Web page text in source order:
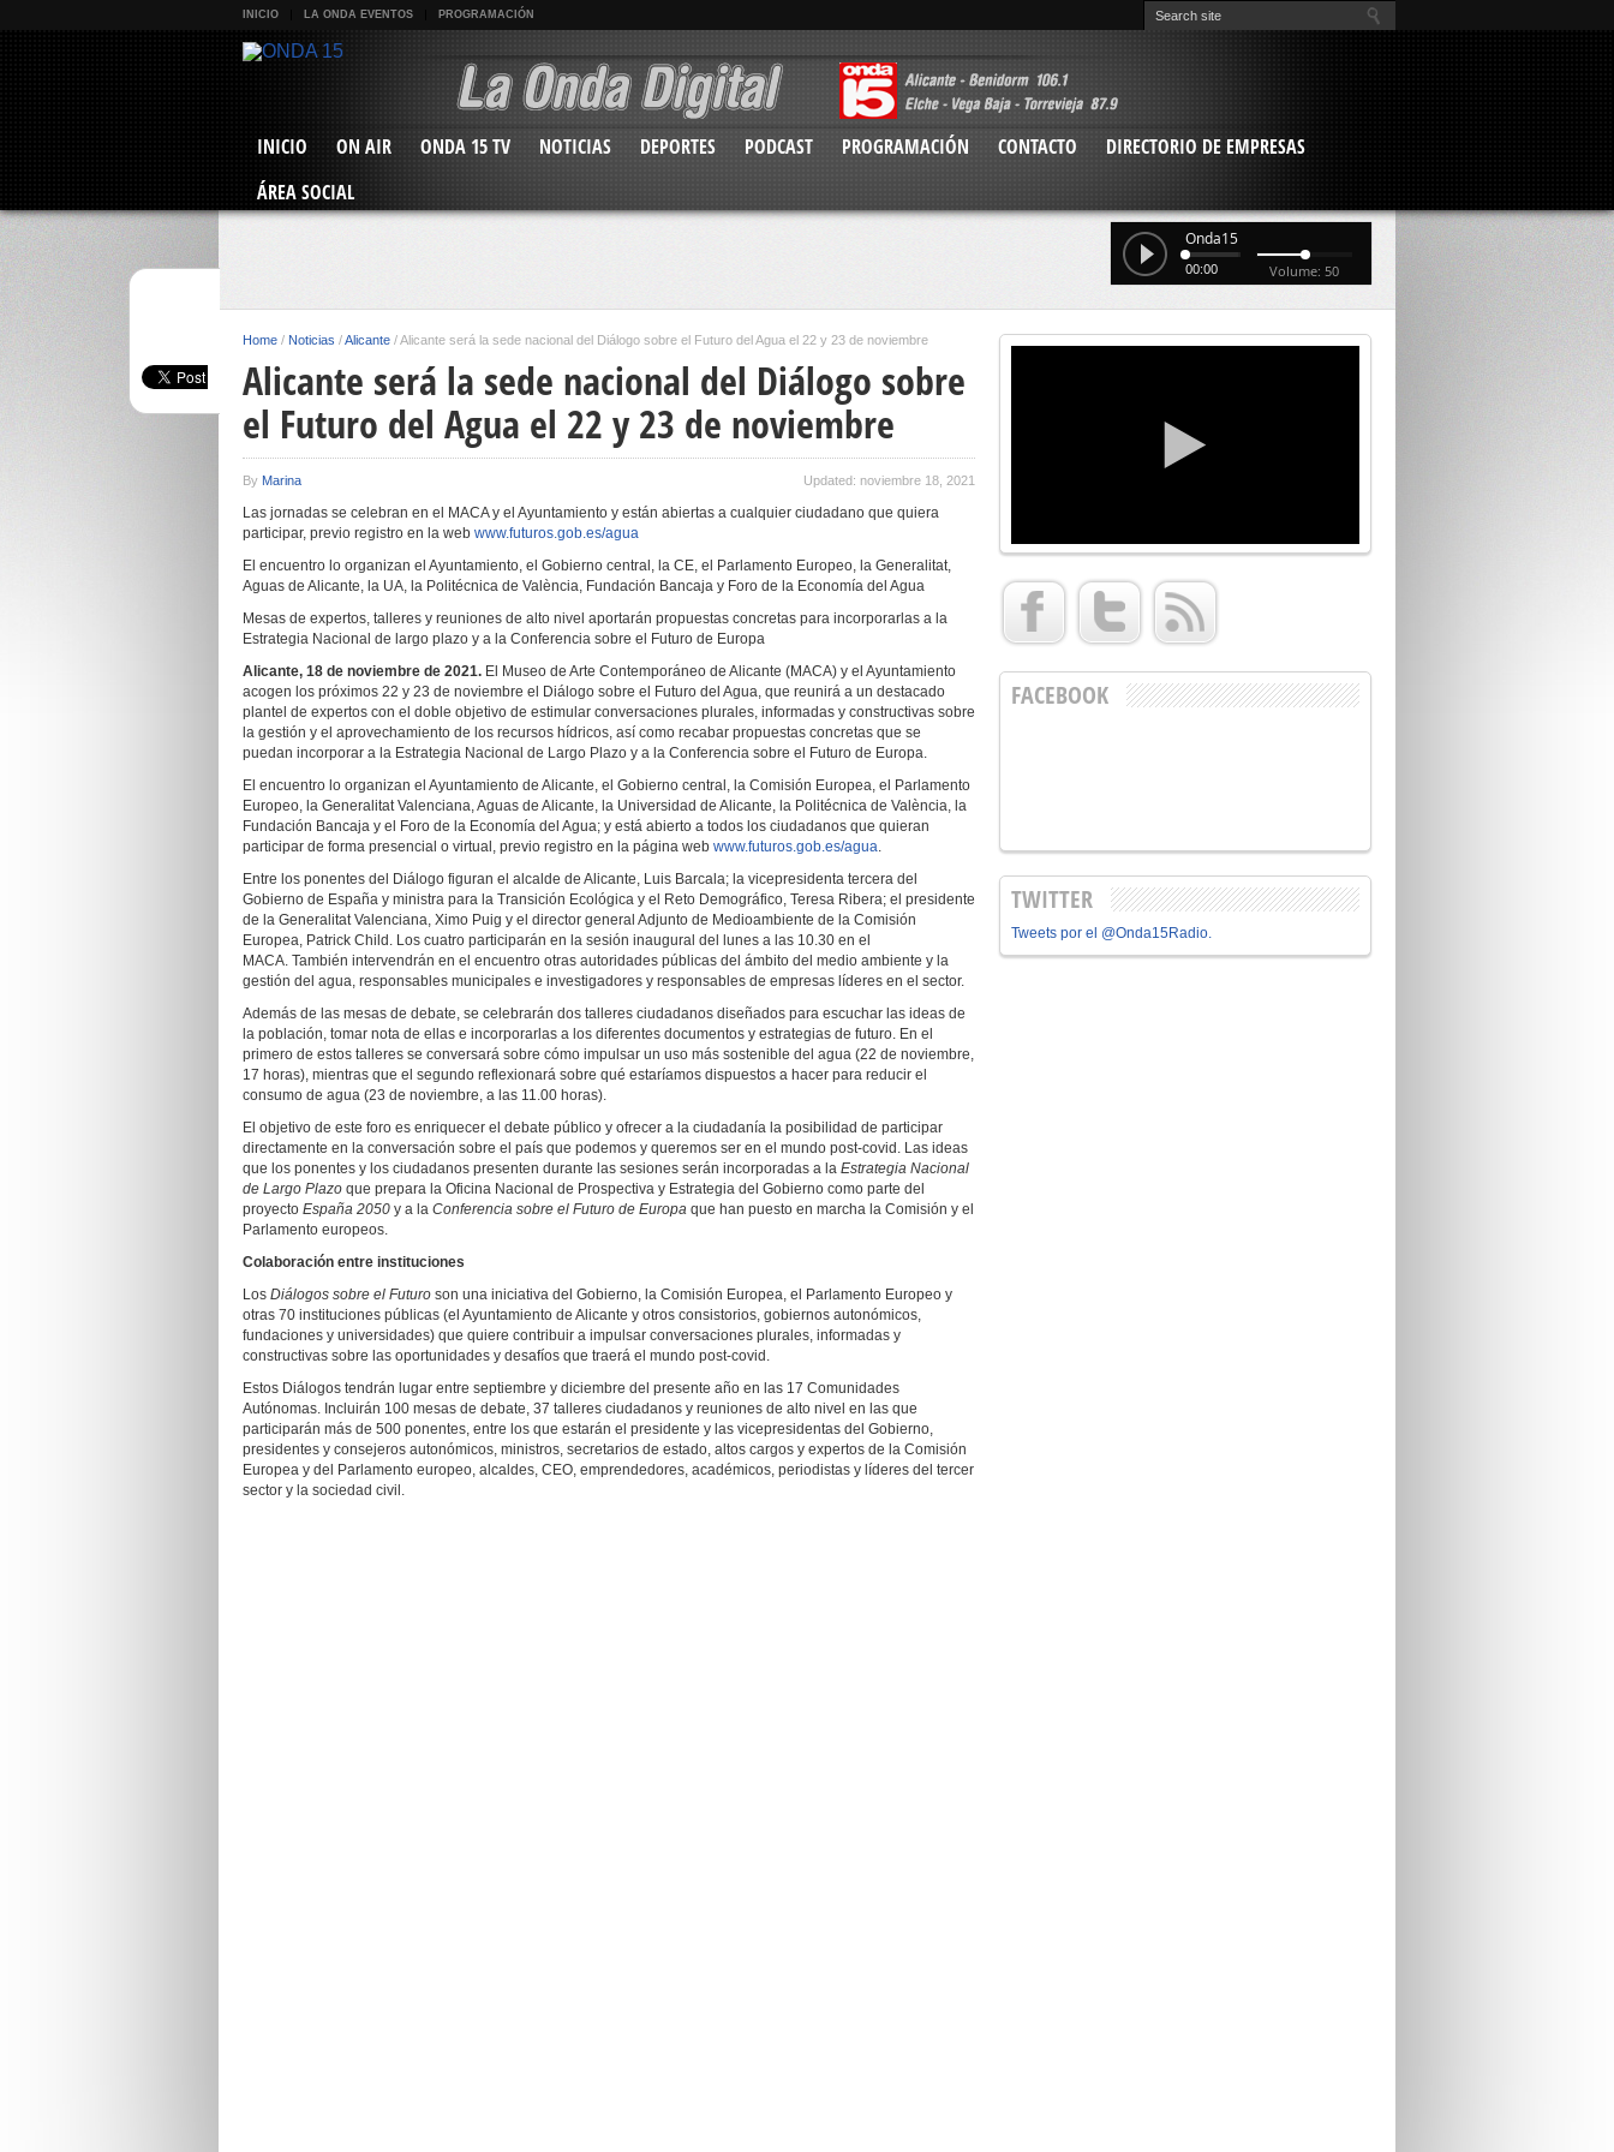
INICIO LA ONDA EVENTOS PROGRAMACIÓN
INICIO ON AIR ONDA 15 TV NOTICIAS DEPORTES PODCAST PROGRAMACIÓN CONTACTO
DIRECTORIO DE EMPRESAS
ÁREA SOCIAL
Onda15
00:00 Volume: 50
Home / Noticias /Alicante /Alicante será la sede nacional del Diálogo sobre el Futuro del Agua el 22 y 23 de noviembre
Alicante será la sede nacional del Diálogo sobre
el Futuro del Agua el 22 y 23 de noviembre
By Marina Updated: noviembre 18, 2021
Las jornadas se celebran en el MACA y el Ayuntamiento y están abiertas a cualquier ciudadano que quiera
participar, previo registro en la web www.futuros.gob.es/agua
El encuentro lo organizan el Ayuntamiento, el Gobierno central, la CE, el Parlamento Europeo, la Generalitat,
Aguas de Alicante, la UA, la Politécnica de València, Fundación Bancaja y Foro de la Economía del Agua
Mesas de expertos, talleres y reuniones de alto nivel aportarán propuestas concretas para incorporarlas a la
Estrategia Nacional de largo plazo y a la Conferencia sobre el Futuro de Europa
Alicante, 18 de noviembre de 2021. El Museo de Arte Contemporáneo de Alicante (MACA) y el Ayuntamiento
acogen los próximos 22 y 23 de noviembre el Diálogo sobre el Futuro del Agua, que reunirá a un destacado
plantel de expertos con el doble objetivo de estimular conversaciones plurales, informadas y constructivas sobre
la gestión y el aprovechamiento de los recursos hídricos, así como recabar propuestas concretas que se
puedan incorporar a la Estrategia Nacional de Largo Plazo y a la Conferencia sobre el Futuro de Europa.
El encuentro lo organizan el Ayuntamiento de Alicante, el Gobierno central, la Comisión Europea, el Parlamento
Europeo, la Generalitat Valenciana, Aguas de Alicante, la Universidad de Alicante, la Politécnica de València, la
Fundación Bancaja y el Foro de la Economía del Agua; y está abierto a todos los ciudadanos que quieran
participar de forma presencial o virtual, previo registro en la página web www.futuros.gob.es/agua.
Entre los ponentes del Diálogo figuran el alcalde de Alicante, Luis Barcala; la vicepresidenta tercera del
Gobierno de España y ministra para la Transición Ecológica y el Reto Demográfico, Teresa Ribera; el presidente
de la Generalitat Valenciana, Ximo Puig y el director general Adjunto de Medioambiente de la Comisión
Europea, Patrick Child. Los cuatro participarán en la sesión inaugural del lunes a las 10.30 en el
MACA. También intervendrán en el encuentro otras autoridades públicas del ámbito del medio ambiente y la
gestión del agua, responsables municipales e investigadores y responsables de empresas líderes en el sector.
Además de las mesas de debate, se celebrarán dos talleres ciudadanos diseñados para escuchar las ideas de
la población, tomar nota de ellas e incorporarlas a los diferentes documentos y estrategias de futuro. En el
primero de estos talleres se conversará sobre cómo impulsar un uso más sostenible del agua (22 de noviembre,
17 horas), mientras que el segundo reflexionará sobre qué estaríamos dispuestos a hacer para reducir el
consumo de agua (23 de noviembre, a las 11.00 horas).
El objetivo de este foro es enriquecer el debate público y ofrecer a la ciudadanía la posibilidad de participar
directamente en la conversación sobre el país que podemos y queremos ser en el mundo post-covid. Las ideas
que los ponentes y los ciudadanos presenten durante las sesiones serán incorporadas a la Estrategia Nacional
de Largo Plazo que prepara la Oficina Nacional de Prospectiva y Estrategia del Gobierno como parte del
proyecto España 2050 y a la Conferencia sobre el Futuro de Europa que han puesto en marcha la Comisión y el
Parlamento europeos.
Colaboración entre instituciones
Los Diálogos sobre el Futuro son una iniciativa del Gobierno, la Comisión Europea, el Parlamento Europeo y
otras 70 instituciones públicas (el Ayuntamiento de Alicante y otros consistorios, gobiernos autonómicos,
fundaciones y universidades) que quiere contribuir a impulsar conversaciones plurales, informadas y
constructivas sobre las oportunidades y desafíos que traerá el mundo post-covid.
Estos Diálogos tendrán lugar entre septiembre y diciembre del presente año en las 17 Comunidades
Autónomas. Incluirán 100 mesas de debate, 37 talleres ciudadanos y reuniones de alto nivel en las que
participarán más de 500 ponentes, entre los que estarán el presidente y las vicepresidentas del Gobierno,
presidentes y consejeros autonómicos, ministros, secretarios de estado, altos cargos y expertos de la Comisión
Europea y del Parlamento europeo, alcaldes, CEO, emprendedores, académicos, periodistas y líderes del tercer
sector y la sociedad civil.
FACEBOOK
TWITTER
Tweets por el @Onda15Radio.